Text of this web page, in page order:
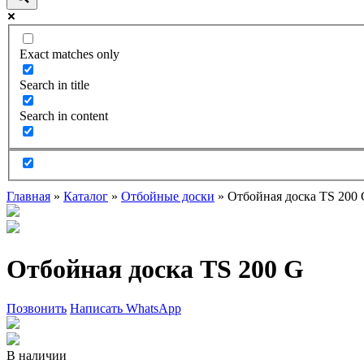
Exact matches only
Search in title
Search in content
Главная » Каталог » Отбойные доски » Отбойная доска TS 200
Отбойная доска TS 200 G
Позвонить Написать WhatsApp
В наличии